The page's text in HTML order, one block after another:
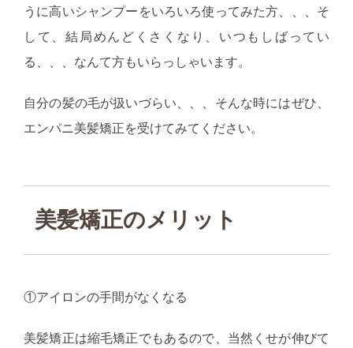
うに高いシャンプーをいろいろ使ってみた方、、、そ
して、結局めんどくさくなり、いつもしばってい
る、、、なんて方もいらっしゃいます。
自分の髪の毛が扱いづらい、、、そんな時にはぜひ、
エンパニ美髪矯正を受けてみてください。
美髪矯正のメリット
①アイロンの手間がなくなる
美髪矯正は縮毛矯正でもあるので、当然くせが伸びて